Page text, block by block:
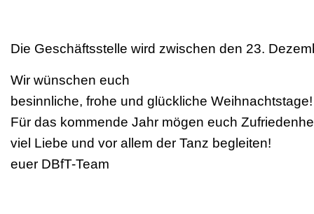
Die Geschäftsstelle wird zwischen den 23.
Wir wünschen euch
besinnliche, frohe und glückliche Weihnachtstage!
Für das kommende Jahr mögen euch
viel Liebe und vor allem der Tanz begleiten!
euer DBfT-Team